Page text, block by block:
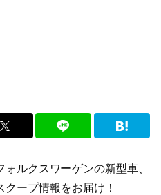
ルクスワーゲンの新型車、
ープ情報をお届け！